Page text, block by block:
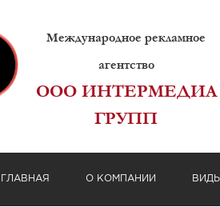
Международное рекламное
агентство
ООО ИНТЕРМЕДИА
ГРУПП
ГЛАВНАЯ О КОМПАНИИ